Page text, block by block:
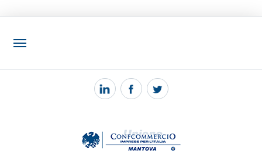
NOTIZIE
PEC MANTOVA MAIL